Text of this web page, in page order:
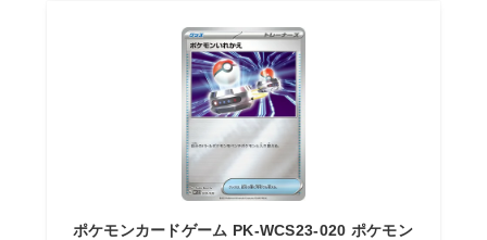
ポケモンカードゲーム PK-WCS23-020 ポケモン